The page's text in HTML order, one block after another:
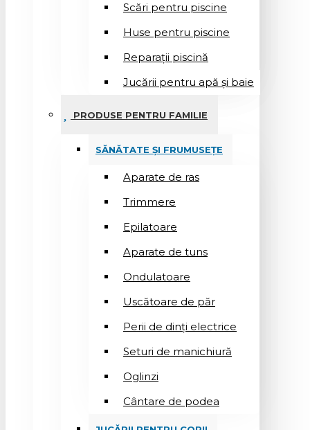
Scări pentru piscine
Huse pentru piscine
Reparații piscină
Jucării pentru apă și baie
PRODUSE PENTRU FAMILIE
SĂNĂTATE ȘI FRUMUSEȚE
Aparate de ras
Trimmere
Epilatoare
Aparate de tuns
Ondulatoare
Uscătoare de păr
Perii de dinți electrice
Seturi de manichiură
Oglinzi
Cântare de podea